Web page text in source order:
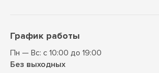
График работы
Пн — Вс: с 10:00 до 19:00
Без выходных